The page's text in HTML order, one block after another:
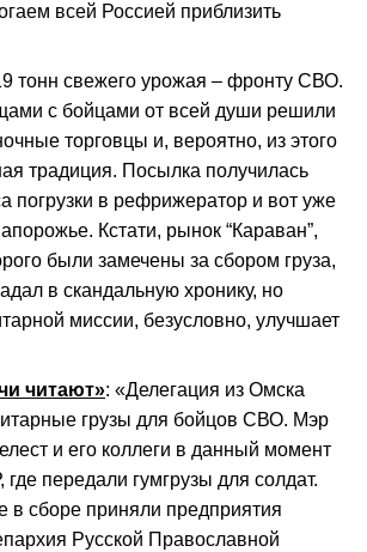
всей Россией приблизить
тонн свежего урожая – фронту СВО.
с бойцами от всей души решили
торговцы и, вероятно, из этого
традиция. Посылка получилась
погрузки в рефрижератор и вот уже
Кстати, рынок “Караван”,
были замечены за сбором груза,
в скандальную хронику, но
миссии, безусловно, улучшает
читают»: «Делегация из Омска
грузы для бойцов СВО. Мэр
и его коллеги в данный момент
передали гумгрузы для солдат.
в сборе приняли предприятия
Русской Православной